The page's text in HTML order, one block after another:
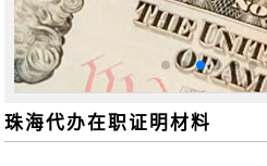
珠海代办在职证明材料